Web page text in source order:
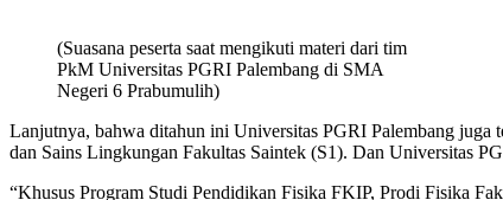
(Suasana peserta saat mengikuti materi dari tim
PkM Universitas PGRI Palembang di SMA
Negeri 6 Prabumulih)
Lanjutnya, bahwa ditahun ini Universitas PGRI Palembang
dan Sains Lingkungan Fakultas Saintek (S1). Dan Universitas
“Khusus Program Studi Pendidikan Fisika FKIP, Prodi Fisika